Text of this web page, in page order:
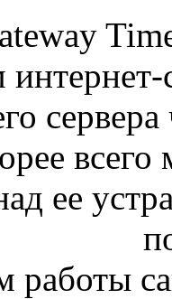
ее
работы